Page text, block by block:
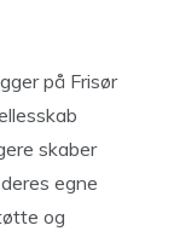
på Frisør
skaber
egne
og